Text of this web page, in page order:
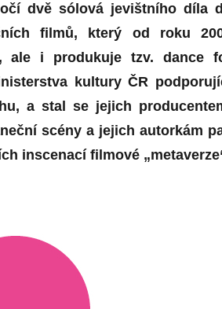
dvě sólová jevištního díla
filmů, který od roku
ale i produkuje tzv. dance
kultury ČR
a stal se jejich
scény a jejich autorkám
inscenací filmové